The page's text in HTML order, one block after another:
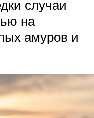
случаи
на
амуров и